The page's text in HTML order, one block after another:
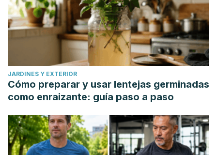
Cope JR, Konne NM, Jacobs DS, Dhaliwal DK, Rhee MK,
Yin J, Steinemann TL. Corneal Infections Associated with
Sleeping in Contact Lenses - Six Cases, United States,
2016-2018. MMWR Morb Mortal Wkly Rep. 2018 Aug
17;67(32):877-881. doi: 10.15585/mmwr.mm6732a2. PMID:
30114003; PMCID: PMC6095652.
JARDINES Y EXTERIOR
Cómo preparar y usar lentejas germinadas
como enraizante: guía paso a paso